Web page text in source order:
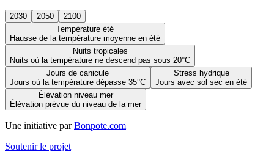
2030 2050
2100
Température été
Hausse de la température moyenne en été
Nuits tropicales
Nuits où la température ne descend pas sous 20°C
Jours de canicule
Jours où la température dépasse 35°C
Stress hydrique
Jours avec sol sec en été
Élévation niveau mer
Élévation prévue du niveau de la mer
Une initiative par Bonpote.com
Soutenir le projet